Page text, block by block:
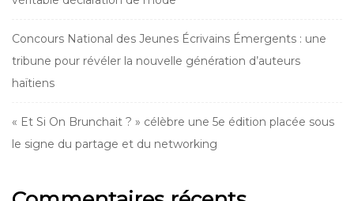
Concours National des Jeunes Écrivains Émergents : une
tribune pour révéler la nouvelle génération d’auteurs
haïtiens
« Et Si On Brunchait ? » célèbre une 5e édition placée sous
le signe du partage et du networking